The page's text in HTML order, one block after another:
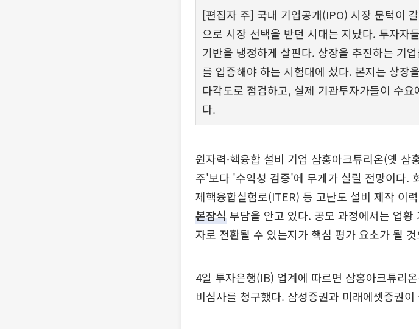
[편집자 주] 국내 기업공개(IPO) 시장 문턱이
으로 시장 선택을 받던 시대는 지났다. 투자자
기반을 냉정하게 살핀다. 상장을 추진하는 기
를 입증해야 하는 시험대에 섰다. 본지는 상장
다각도로 점검하고, 실제 기관투자가들이 수
다.
원자력·핵융합 설비 기업 삼홍아크튜리온(옛
주'보다 '수익성 검증'에 무게가 실릴 전망이다.
제핵융합실험로(ITER) 등 고난도 설비 제작 이
본잠식 부담을 안고 있다. 공모 과정에서는 업
자로 전환될 수 있는지가 핵심 평가 요소가 될
4일 투자은행(IB) 업계에 따르면 삼홍아크튜리
비심사를 청구했다. 삼성증권과 미래에셋증권